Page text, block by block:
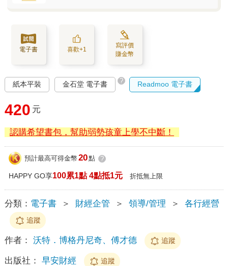
電子書 喜歡+1
寫評價
賺金幣
紙本平裝 金石堂 電子書 ? Readmoo 電子書
420 元
認購希望書包，幫助弱勢孩童上學不中斷！
預計最高可得金幣 20點 ?
HAPPY GO享100累1點 4點抵1元 折抵無上限
分類： 電子書 ＞ 財經企管 ＞ 領導/管理 ＞ 各行經營
追蹤
作者： 沃特．博格丹尼奇、傅才德 追蹤
出版社： 早安財經 追蹤